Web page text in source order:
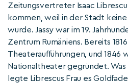
Zeitungsvertreter Isaac Librescu
kommen, weil in der Stadt
wurde. Jassy war im 19.
Zentrum Rumäniens. Bereits
Theateraufführungen, und 1846
Nationaltheater gegründet.
legte Librescus Frau es